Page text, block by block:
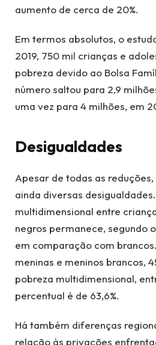
aumento de cerca de 20%.
Em termos absolutos, o
2019, 750 mil crianças e
pobreza devido ao Bolsa
número saltou para 2,9
uma vez para 4 milhões, em
Desigualdades
Apesar de todas as
ainda diversas
multidimensional entre
negros permanece, segundo
em comparação com
meninas e meninos brancos,
pobreza multidimensional,
percentual é de 63,6%.
Há também diferenças
relação às privações